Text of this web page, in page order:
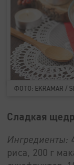
ФОТО: EKRAMAR /
Сладкая
Ингредиенты:
риса, 200 г